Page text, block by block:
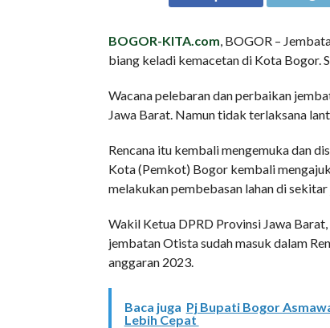
BOGOR-KITA.com, BOGOR –
biang keladi kemacetan di Kota Bogor.
Wacana pelebaran dan perbaikan
Jawa Barat. Namun tidak terlaksana
Rencana itu kembali mengemuka dan
Kota (Pemkot) Bogor kembali
melakukan pembebasan lahan di
Wakil Ketua DPRD Provinsi Jawa
jembatan Otista sudah masuk dalam
anggaran 2023.
Baca juga Pj Bupati Bogor
Lebih Cepat